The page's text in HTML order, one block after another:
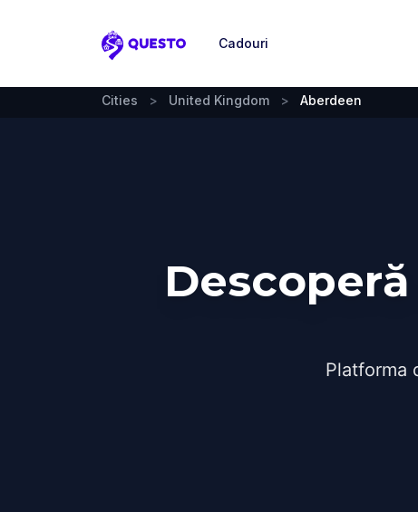
Questo
Cadouri
Cities > United Kingdom > Aberdeen
Platforma